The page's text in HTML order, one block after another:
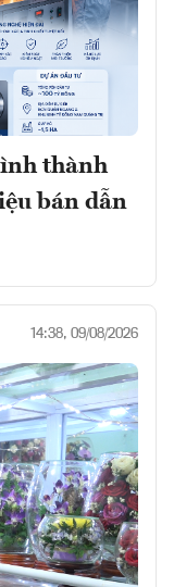
thành
bán dẫn
14:38, 09/08/2026